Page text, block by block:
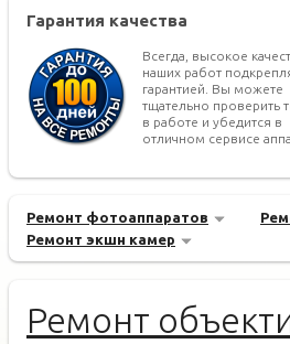
Гарантия качества
Всегда, высокое
наших работ
гарантией. Вы можете
тщательно проверить
в работе и убедится в
отличном сервисе
Ремонт фотоаппаратов
Ремонт экшн камер
Ремонт